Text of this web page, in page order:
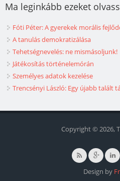
Ma leginkább ezeket
Fóti Péter: A gyerekek morális
A tanulás demokratizálása
Tehetségnevelés: ne mismásoljunk!
Játékosítás történelemórán
Személyes adatok kezelése
Trencsényi László: Egy újabb talált
Copyright © 2026,
Design by